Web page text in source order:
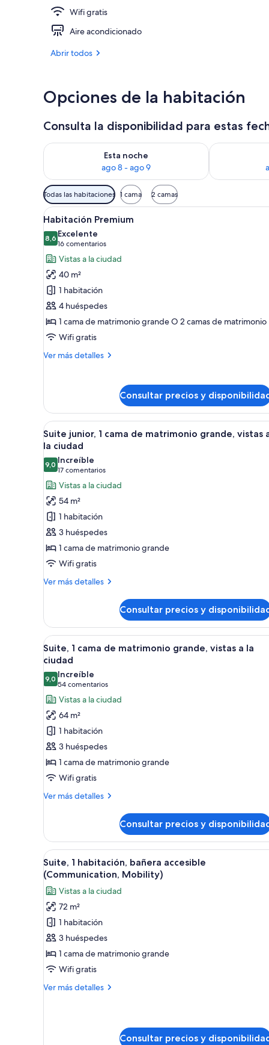
Wifi gratis
Aire acondicionado
Abrir todos
Opciones de la habitación
Consulta la disponibilidad para estas
Esta noche
ago 8 - ago 9
Consulta la disponibilidad para esta noche, ago 8 -
Consulta la
Filtros
disponibles
para
las
habitaciones
Todas las habitaciones 1 cama 2 camas
Abrir
todas
las
fotos
de
Habitación
Premium
Una habitación de hotel
5
Habitación Premium
8,68,6 de 10
Excelente
16 comentarios
(16 comentarios)
Vistas a la ciudad
40 m²
1 habitación
4 huéspedes
1 cama de matrimonio grande O 2 camas de matrimonio
Wifi gratis
Ver más detalles
Más
Consultar precios y
Abrir
todas
las
fotos
de
Suite
junior,
cama
de
matrimonio
grande,
la
ciudad
Una habitación de hotel
5
Suite junior, 1 cama de matrimonio grande, vistas
la ciudad
9,09,0 de 10
Increíble
17 comentarios
(17 comentarios)
Vistas a la ciudad
54 m²
1 habitación
3 huéspedes
1 cama de matrimonio grande
Wifi gratis
Ver más detalles
Más
junior,
cama
de
grande,
vistas
la
ciudad
Consultar precios y
Abrir
todas
las
fotos
de
Suite,
cama
de
matrimonio
grande,
vistas
ciudad
Ropa de cama
5
Suite, 1 cama de matrimonio grande, vistas a la
ciudad
9,09,0 de 10
Increíble
54 comentarios
(54 comentarios)
Vistas a la ciudad
64 m²
1 habitación
3 huéspedes
1 cama de matrimonio grande
Wifi gratis
Ver más detalles
Más
1
cama
de
matrimonio
grande,
vistas
a
la
ciudad
Consultar precios y
Abrir
todas
las
fotos
de
Suite,
1
habitación,
bañera
(Communication,
Habitación de hotel moderna
5
Suite, 1 habitación, bañera accesible
(Communication, Mobility)
Vistas a la ciudad
72 m²
1 habitación
3 huéspedes
1 cama de matrimonio grande
Wifi gratis
Ver más detalles
Más
Consultar precios y